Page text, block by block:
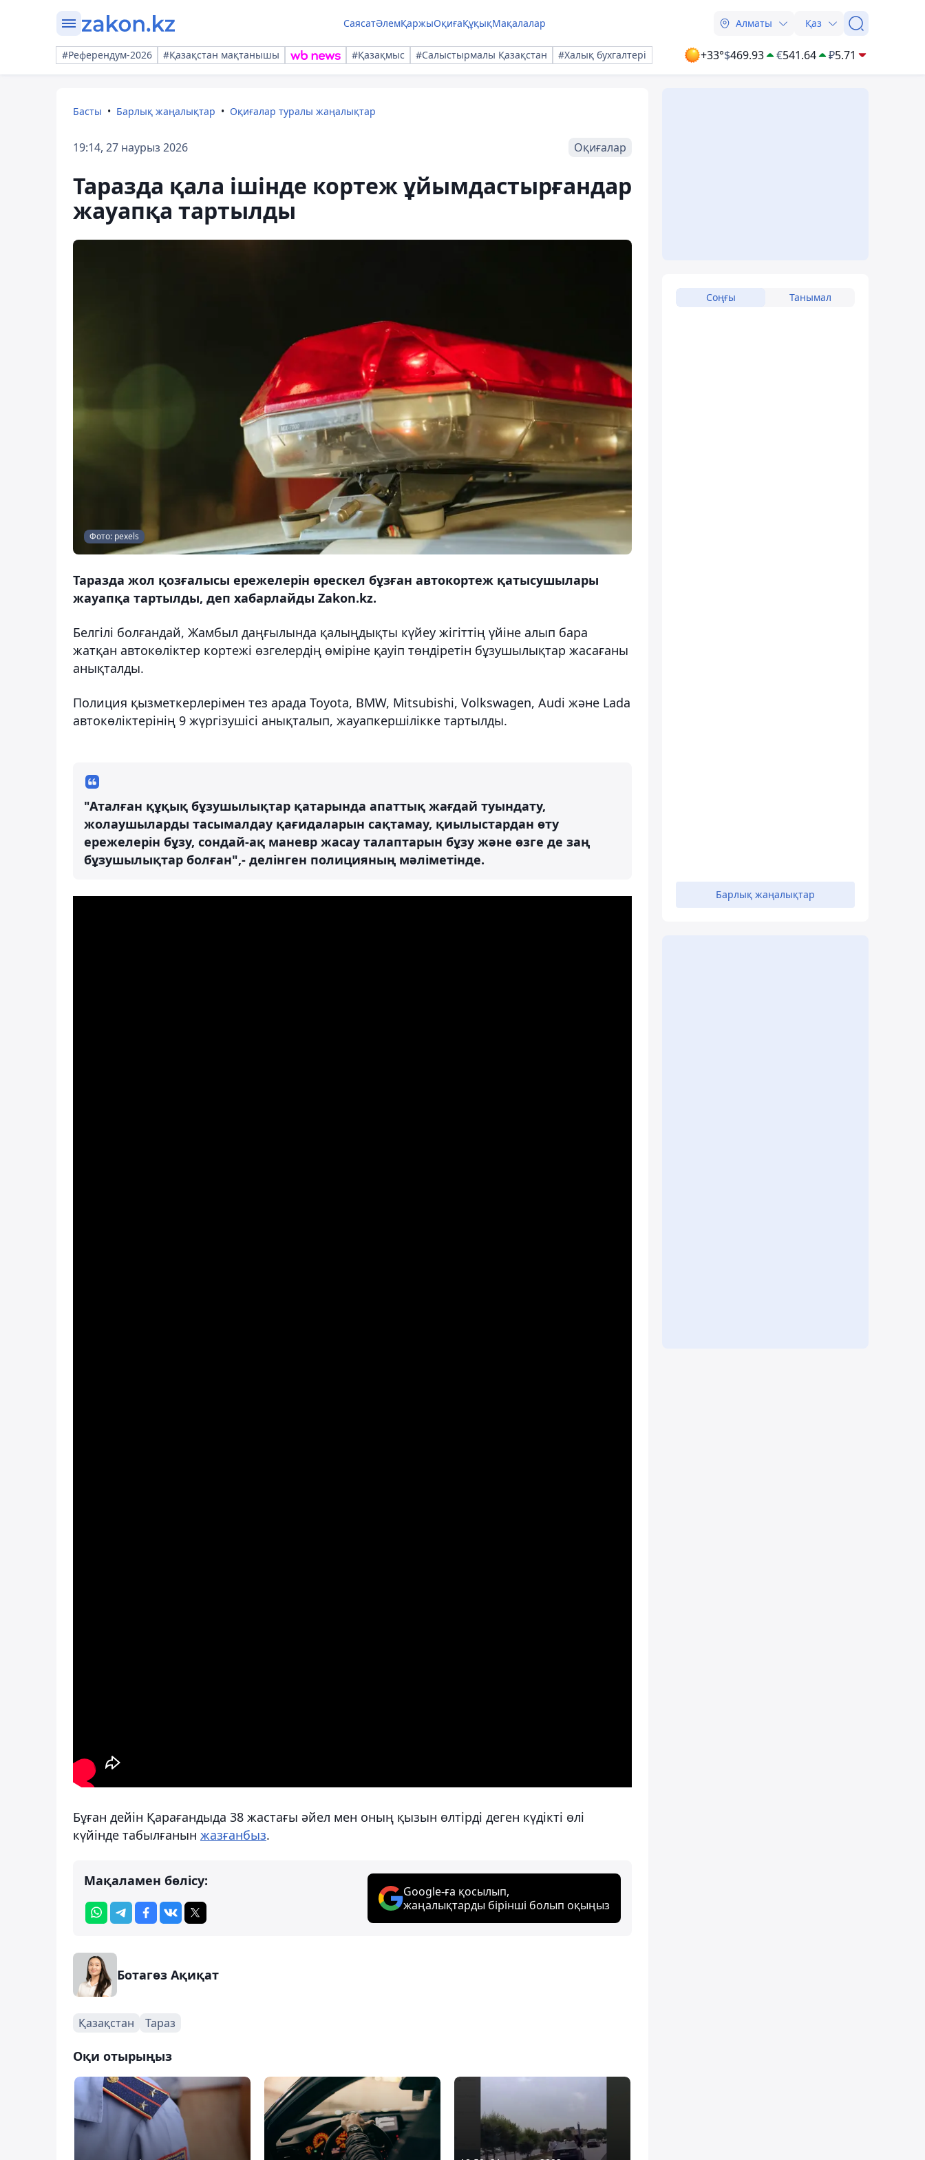
СаясатӘлемҚаржыОқиғаҚұқықМақалалар Алматы Қаз
#Референдум-2026 #Қазақстан мақтанышы #Қазақмыс #Салыстырмалы Қазақстан #Халық бухгалтері +33°$469.93 €541.64 ₽5.71
Басты Барлық жаңалықтар Оқиғалар туралы жаңалықтар
19:14, 27 наурыз 2026 Оқиғалар
Таразда қала ішінде кортеж ұйымдастырғандар
жауапқа тартылды
Фото: pexels
Таразда жол қозғалысы ережелерін өрескел бұзған автокортеж қатысушылары
жауапқа тартылды, деп хабарлайды Zakon.kz.
Белгілі болғандай, Жамбыл даңғылында қалыңдықты күйеу жігіттің үйіне алып бара
жатқан автокөліктер кортежі өзгелердің өміріне қауіп төндіретін бұзушылықтар жасағаны
анықталды.
Полиция қызметкерлерімен тез арада Toyota, BMW, Mitsubishi, Volkswagen, Audi және Lada
автокөліктерінің 9 жүргізушісі анықталып, жауапкершілікке тартылды.
"Аталған құқық бұзушылықтар қатарында апаттық жағдай туындату,
жолаушыларды тасымалдау қағидаларын сақтамау, қиылыстардан өту
ережелерін бұзу, сондай-ақ маневр жасау талаптарын бұзу және өзге де заң
бұзушылықтар болған",- делінген полицияның мәліметінде.
Бұған дейін Қарағандыда 38 жастағы әйел мен оның қызын өлтірді деген күдікті өлі
күйінде табылғанын жазғанбыз.
Мақаламен бөлісу:
Google-ға қосылып,
жаңалықтарды бірінші болып оқыңыз
Ботагөз Ақиқат
Қазақстан Тараз
Оқи отырыңыз
Соңғы Танымал
Барлық жаңалықтар